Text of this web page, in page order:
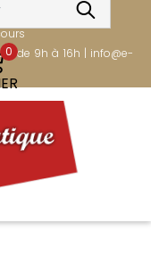
80€
de 9h à 16h | info@e-
0